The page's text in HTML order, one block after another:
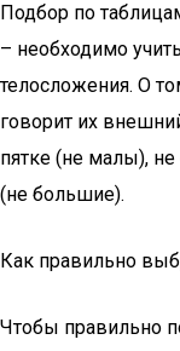
Подбор по
– необходимо
телосложения. О
говорит их
пятке (не малы),
(не большие).
Как правильно
Чтобы правильно